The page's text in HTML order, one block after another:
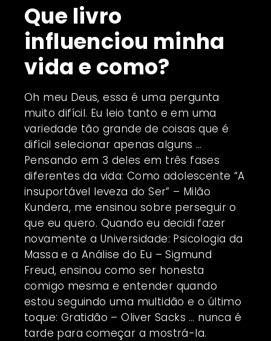
Que livro
influenciou minha
vida e como?
Oh meu Deus, essa é uma pergunta
muito difícil. Eu leio tanto e em uma
variedade tão grande de coisas que é
difícil selecionar apenas alguns …
Pensando em 3 deles em três fases
diferentes da vida: Como adolescente “A
insuportável leveza do Ser” – Milão
Kundera, me ensinou sobre perseguir o
que eu quero. Quando eu decidi fazer
novamente a Universidade: Psicologia da
Massa e a Análise do Eu – Sigmund
Freud, ensinou como ser honesta
comigo mesma e entender quando
estou seguindo uma multidão e o último
toque: Gratidão – Oliver Sacks … nunca é
tarde para começar a mostrá-la.